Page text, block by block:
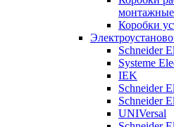
монтажные
Коробки
Schneider
Systeme
IEK
Schneider
Schneider
UNIVersal